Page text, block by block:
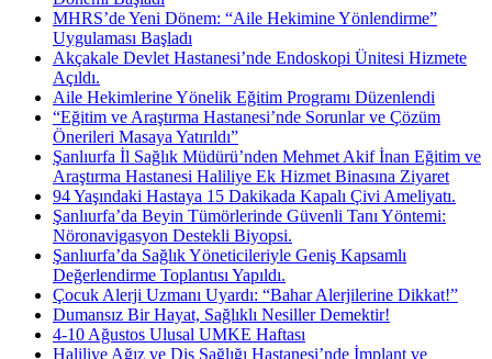
MHRS’de Yeni Dönem: “Aile Hekimine Yönlendirme”
Uygulaması Başladı
Akçakale Devlet Hastanesi’nde Endoskopi Ünitesi Hizmete
Açıldı.
Aile Hekimlerine Yönelik Eğitim Programı Düzenlendi
“Eğitim ve Araştırma Hastanesi’nde Sorunlar ve Çözüm
Önerileri Masaya Yatırıldı”
Şanlıurfa İl Sağlık Müdürü’nden Mehmet Akif İnan Eğitim ve
Araştırma Hastanesi Haliliye Ek Hizmet Binasına Ziyaret
94 Yaşındaki Hastaya 15 Dakikada Kapalı Çivi Ameliyatı.
Şanlıurfa’da Beyin Tümörlerinde Güvenli Tanı Yöntemi:
Nöronavigasyon Destekli Biyopsi.
Şanlıurfa’da Sağlık Yöneticileriyle Geniş Kapsamlı
Değerlendirme Toplantısı Yapıldı.
Çocuk Alerji Uzmanı Uyardı: “Bahar Alerjilerine Dikkat!”
Dumansız Bir Hayat, Sağlıklı Nesiller Demektir!
4-10 Ağustos Ulusal UMKE Haftası
Haliliye Ağız ve Diş Sağlığı Hastanesi’nde İmplant ve